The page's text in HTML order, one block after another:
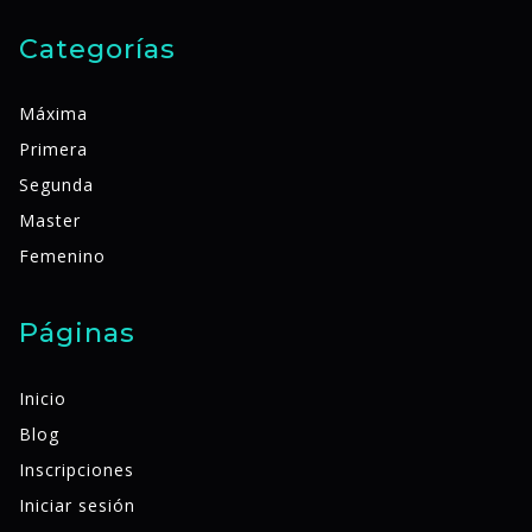
Categorías
Máxima
Primera
Segunda
Master
Femenino
Páginas
Inicio
Blog
Inscripciones
Iniciar sesión